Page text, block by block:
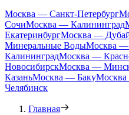
Москва — Санкт-Петербург
СочиМосква — Калининград
ЕкатеринбургМосква —
Минеральные ВодыМосква —
КалининградМосква —
НовосибирскМосква —
КазаньМосква — Баку
Челябинск
Главная